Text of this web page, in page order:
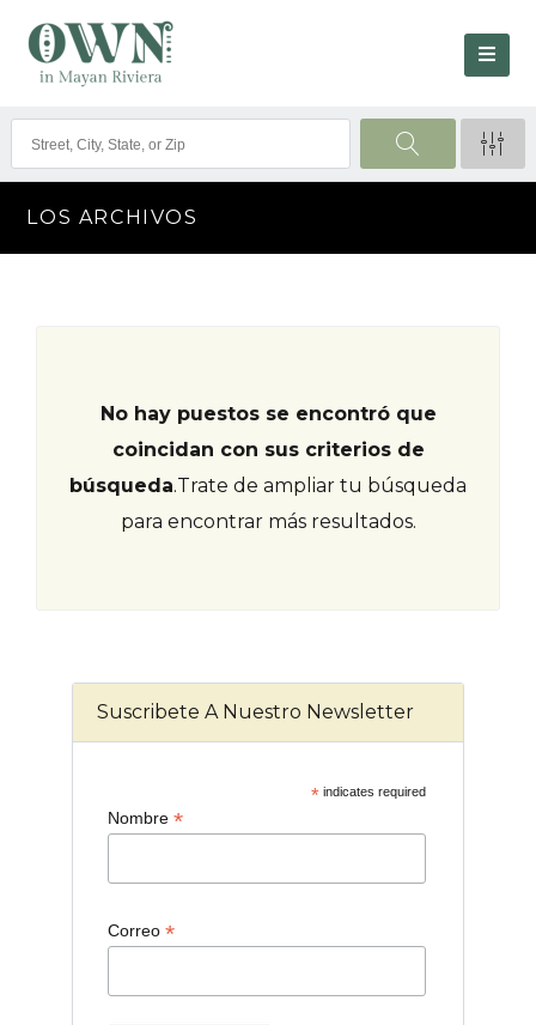
LOS ARCHIVOS
No hay puestos se encontró que
coincidan con sus criterios de
búsqueda.Trate de ampliar tu búsqueda
para encontrar más resultados.
Suscribete A Nuestro Newsletter
*indicates required
Nombre *
Correo *